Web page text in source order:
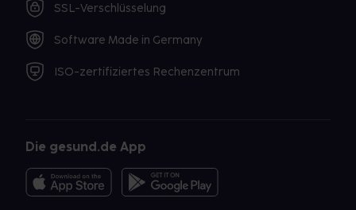
SSL-Verschlüsselung
Software Made in Germany
ISO-zertifiziertes Rechenzentrum
Die gesund.de App